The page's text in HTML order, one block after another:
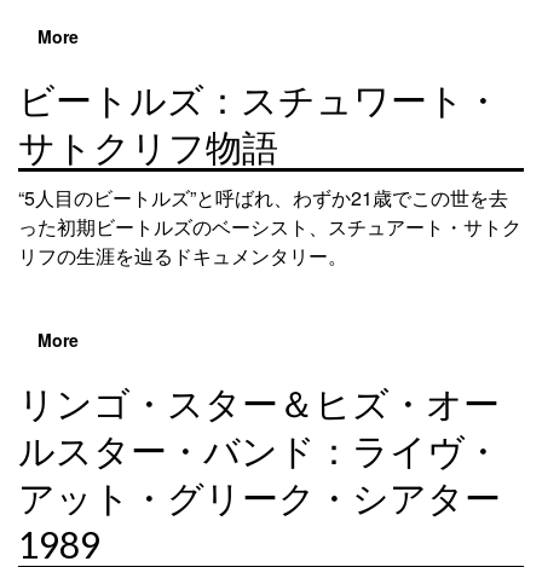
More
ビートルズ：スチュワート・
サトクリフ物語
“5人目のビートルズ”と呼ばれ、わずか21歳でこの世を去
った初期ビートルズのベーシスト、スチュアート・サトク
リフの生涯を辿るドキュメンタリー。
More
リンゴ・スター＆ヒズ・オー
ルスター・バンド：ライヴ・
アット・グリーク・シアター
1989